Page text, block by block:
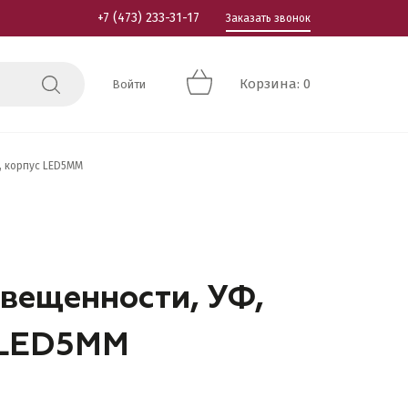
+7 (473) 233-31-17 Заказать звонок
Войти Корзина: 0
LED5MM
УФ,